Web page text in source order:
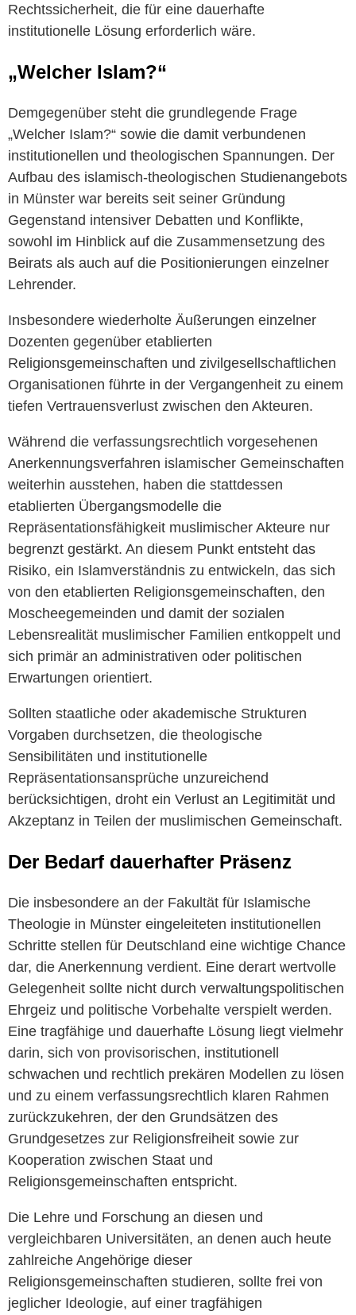
Rechtssicherheit, die für eine dauerhafte
institutionelle Lösung erforderlich wäre.
„Welcher Islam?“
Demgegenüber steht die grundlegende Frage
„Welcher Islam?“ sowie die damit verbundenen
institutionellen und theologischen Spannungen. Der
Aufbau des islamisch-theologischen Studienangebots
in Münster war bereits seit seiner Gründung
Gegenstand intensiver Debatten und Konflikte,
sowohl im Hinblick auf die Zusammensetzung des
Beirats als auch auf die Positionierungen einzelner
Lehrender.
Insbesondere wiederholte Äußerungen einzelner
Dozenten gegenüber etablierten
Religionsgemeinschaften und zivilgesellschaftlichen
Organisationen führte in der Vergangenheit zu einem
tiefen Vertrauensverlust zwischen den Akteuren.
Während die verfassungsrechtlich vorgesehenen
Anerkennungsverfahren islamischer Gemeinschaften
weiterhin ausstehen, haben die stattdessen
etablierten Übergangsmodelle die
Repräsentationsfähigkeit muslimischer Akteure nur
begrenzt gestärkt. An diesem Punkt entsteht das
Risiko, ein Islamverständnis zu entwickeln, das sich
von den etablierten Religionsgemeinschaften, den
Moscheegemeinden und damit der sozialen
Lebensrealität muslimischer Familien entkoppelt und
sich primär an administrativen oder politischen
Erwartungen orientiert.
Sollten staatliche oder akademische Strukturen
Vorgaben durchsetzen, die theologische
Sensibilitäten und institutionelle
Repräsentationsansprüche unzureichend
berücksichtigen, droht ein Verlust an Legitimität und
Akzeptanz in Teilen der muslimischen Gemeinschaft.
Der Bedarf dauerhafter Präsenz
Die insbesondere an der Fakultät für Islamische
Theologie in Münster eingeleiteten institutionellen
Schritte stellen für Deutschland eine wichtige Chance
dar, die Anerkennung verdient. Eine derart wertvolle
Gelegenheit sollte nicht durch verwaltungspolitischen
Ehrgeiz und politische Vorbehalte verspielt werden.
Eine tragfähige und dauerhafte Lösung liegt vielmehr
darin, sich von provisorischen, institutionell
schwachen und rechtlich prekären Modellen zu lösen
und zu einem verfassungsrechtlich klaren Rahmen
zurückzukehren, der den Grundsätzen des
Grundgesetzes zur Religionsfreiheit sowie zur
Kooperation zwischen Staat und
Religionsgemeinschaften entspricht.
Die Lehre und Forschung an diesen und
vergleichbaren Universitäten, an denen auch heute
zahlreiche Angehörige dieser
Religionsgemeinschaften studieren, sollte frei von
jeglicher Ideologie, auf einer tragfähigen